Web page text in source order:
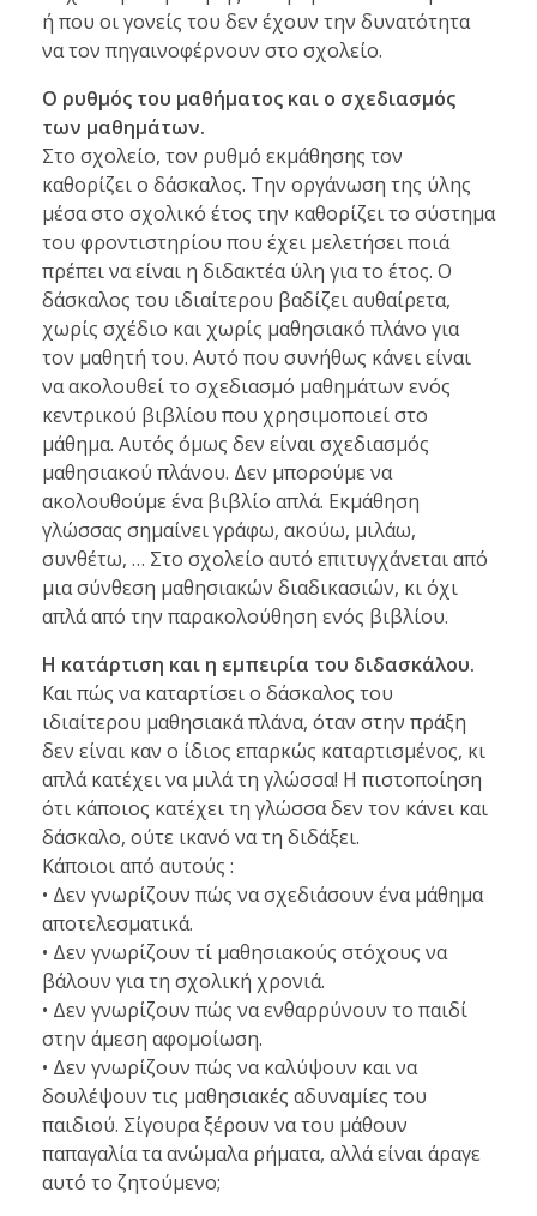
ή που οι γονείς του δεν έχουν την δυνατότητα
να τον πηγαινοφέρνουν στο σχολείο.
Ο ρυθμός του μαθήματος και ο σχεδιασμός
των μαθημάτων.
Στο σχολείο, τον ρυθμό εκμάθησης τον
καθορίζει ο δάσκαλος. Την οργάνωση της ύλης
μέσα στο σχολικό έτος την καθορίζει το σύστημα
του φροντιστηρίου που έχει μελετήσει ποιά
πρέπει να είναι η διδακτέα ύλη για το έτος. Ο
δάσκαλος του ιδιαίτερου βαδίζει αυθαίρετα,
χωρίς σχέδιο και χωρίς μαθησιακό πλάνο για
τον μαθητή του. Αυτό που συνήθως κάνει είναι
να ακολουθεί το σχεδιασμό μαθημάτων ενός
κεντρικού βιβλίου που χρησιμοποιεί στο
μάθημα. Αυτός όμως δεν είναι σχεδιασμός
μαθησιακού πλάνου. Δεν μπορούμε να
ακολουθούμε ένα βιβλίο απλά. Εκμάθηση
γλώσσας σημαίνει γράφω, ακούω, μιλάω,
συνθέτω, … Στο σχολείο αυτό επιτυγχάνεται από
μια σύνθεση μαθησιακών διαδικασιών, κι όχι
απλά από την παρακολούθηση ενός βιβλίου.
Η κατάρτιση και η εμπειρία του διδασκάλου.
Και πώς να καταρτίσει ο δάσκαλος του
ιδιαίτερου μαθησιακά πλάνα, όταν στην πράξη
δεν είναι καν ο ίδιος επαρκώς καταρτισμένος, κι
απλά κατέχει να μιλά τη γλώσσα! Η πιστοποίηση
ότι κάποιος κατέχει τη γλώσσα δεν τον κάνει και
δάσκαλο, ούτε ικανό να τη διδάξει.
Κάποιοι από αυτούς :
• Δεν γνωρίζουν πώς να σχεδιάσουν ένα μάθημα
αποτελεσματικά.
• Δεν γνωρίζουν τί μαθησιακούς στόχους να
βάλουν για τη σχολική χρονιά.
• Δεν γνωρίζουν πώς να ενθαρρύνουν το παιδί
στην άμεση αφομοίωση.
• Δεν γνωρίζουν πώς να καλύψουν και να
δουλέψουν τις μαθησιακές αδυναμίες του
παιδιού. Σίγουρα ξέρουν να του μάθουν
παπαγαλία τα ανώμαλα ρήματα, αλλά είναι άραγε
αυτό το ζητούμενο;